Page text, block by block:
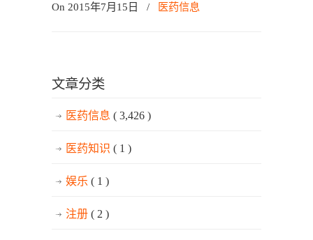
On 2015年7月15日 / 医药信息
文章分类
医药信息 ( 3,426 )
医药知识 ( 1 )
娱乐 ( 1 )
注册 ( 2 )